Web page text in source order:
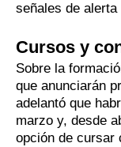
señales de
Cursos y
Sobre la
que anunciarán
adelantó que
marzo y, desde
opción de cursar